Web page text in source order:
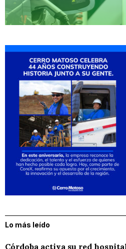
Lo más leído
Córdoba activa su red